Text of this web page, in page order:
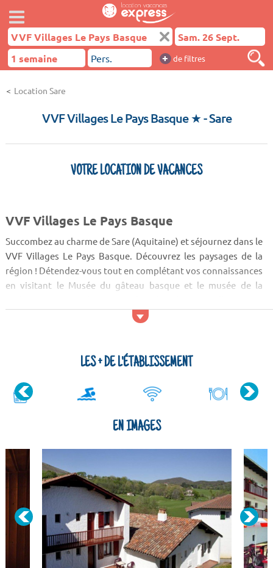
+ de filtres
Location Sare
VVF Villages Le Pays Basque ★- Sare
VOTRE LOCATION DE VACANCES
VVF Villages Le Pays Basque
Succombez au charme de Sare (Aquitaine) et séjournez dans le
VVF Villages Le Pays Basque. Découvrez les paysages de la
région ! Détendez-vous tout en complétant vos connaissances
en visitant le Musée du gâteau basque et le musée de la
allant voir les attractions naturelles ! Vous pourrez, par
LES + DE L'ÉTABLISSEMENT
EN IMAGES